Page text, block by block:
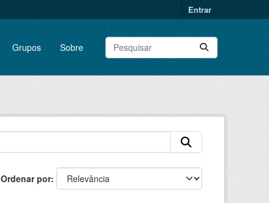
Entrar
Grupos Sobre
Ordenar por